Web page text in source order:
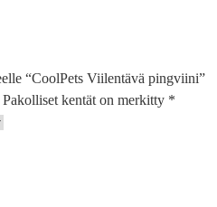
“CoolPets Viilentävä pingviini”
Pakolliset kentät on merkitty *